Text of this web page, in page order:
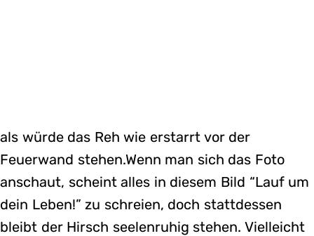
als würde das Reh wie erstarrt vor der
Feuerwand stehen.Wenn man sich das Foto
anschaut, scheint alles in diesem Bild “Lauf um
dein Leben!” zu schreien, doch stattdessen
bleibt der Hirsch seelenruhig stehen. Vielleicht